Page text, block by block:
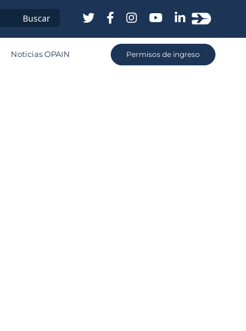
Noticias OPAIN Permisos de ingreso